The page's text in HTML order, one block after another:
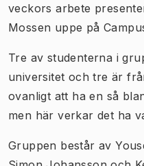
veckors arbete
Mossen uppe på
Tre av studenterna i
universitet och tre är
ovanligt att ha en så
men här verkar det ha
Gruppen består av